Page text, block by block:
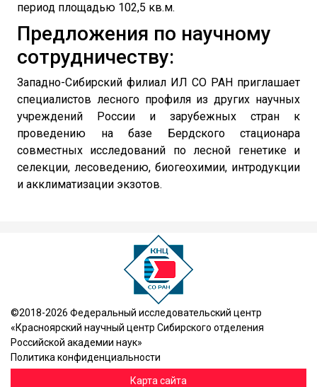
период площадью 102,5 кв.м.
Предложения по научному
сотрудничеству:
Западно-Сибирский филиал ИЛ СО РАН приглашает
специалистов лесного профиля из других научных
учреждений России и зарубежных стран к
проведению на базе Бердского стационара
совместных исследований по лесной генетике и
селекции, лесоведению, биогеохимии, интродукции
и акклиматизации экзотов.
©2018-2026 Федеральный исследовательский центр
«Красноярский научный центр Сибирского отделения
Российской академии наук»
Политика конфиденциальности
Карта сайта